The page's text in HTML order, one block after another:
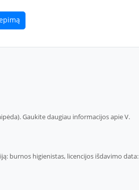
Gaukite daugiau informacijos apie V.
burnos higienistas, licencijos išdavimo data: